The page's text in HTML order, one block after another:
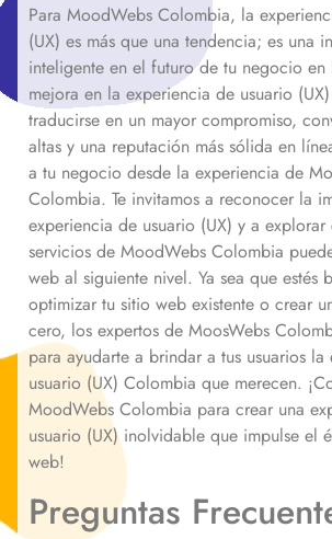
Para MoodWebs Colombia, la
(UX) es más que una tendencia; es una
inteligente en el futuro de tu negocio en
mejora en la experiencia de usuario
traducirse en un mayor compromiso,
altas y una reputación más sólida en
a tu negocio desde la experiencia de
Colombia. Te invitamos a reconocer la
experiencia de usuario (UX) y a
servicios de MoodWebs Colombia
web al siguiente nivel. Ya sea que estés
optimizar tu sitio web existente o crear
cero, los expertos de MoosWebs
para ayudarte a brindar a tus usuarios
usuario (UX) Colombia que merecen.
MoodWebs Colombia para crear una
usuario (UX) inolvidable que impulse el
web!
Preguntas